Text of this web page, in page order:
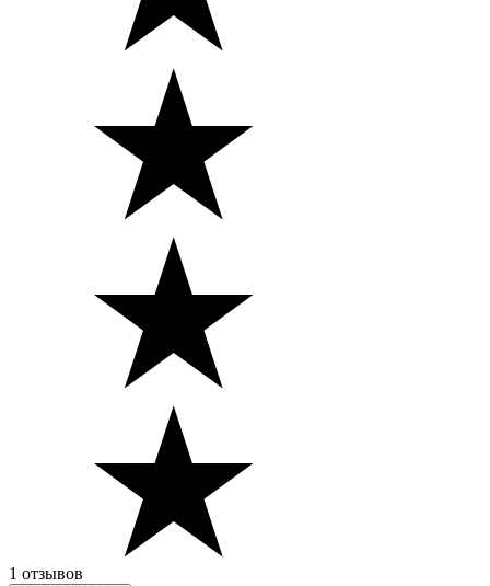
1 отзывов